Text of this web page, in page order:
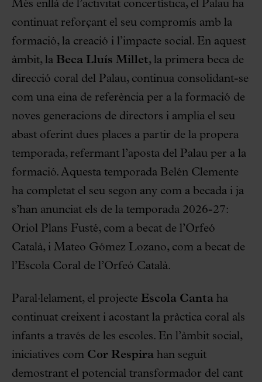
Més enllà de l’activitat concertística, el Palau ha
continuat reforçant el seu compromís amb la
formació, la creació i l’impacte social. En aquest
àmbit, la Beca Lluís Millet, la primera beca de
direcció coral del Palau, continua consolidant-se
com una eina de referència per a la formació de
noves generacions de directors i amplia el seu
abast oferint dues places a partir de la propera
temporada, refermant l’aposta del Palau per a la
formació. Aquesta temporada Belén Clemente
ha completat el seu segon any com a becada i ja
s’han anunciat els de la temporada 2026-27:
Oriol Plans Fusté, com a becat de l’Orfeó
Català, i Mateo Gómez Lozano, com a becat de
l’Escola Coral de l’Orfeó Català.
Paral·lelament, el projecte Escola Canta ha
continuat creixent i acostant la pràctica coral als
infants a través de les escoles. En l’àmbit social,
iniciatives com Cor Respira han seguit
demostrant el potencial transformador del cant